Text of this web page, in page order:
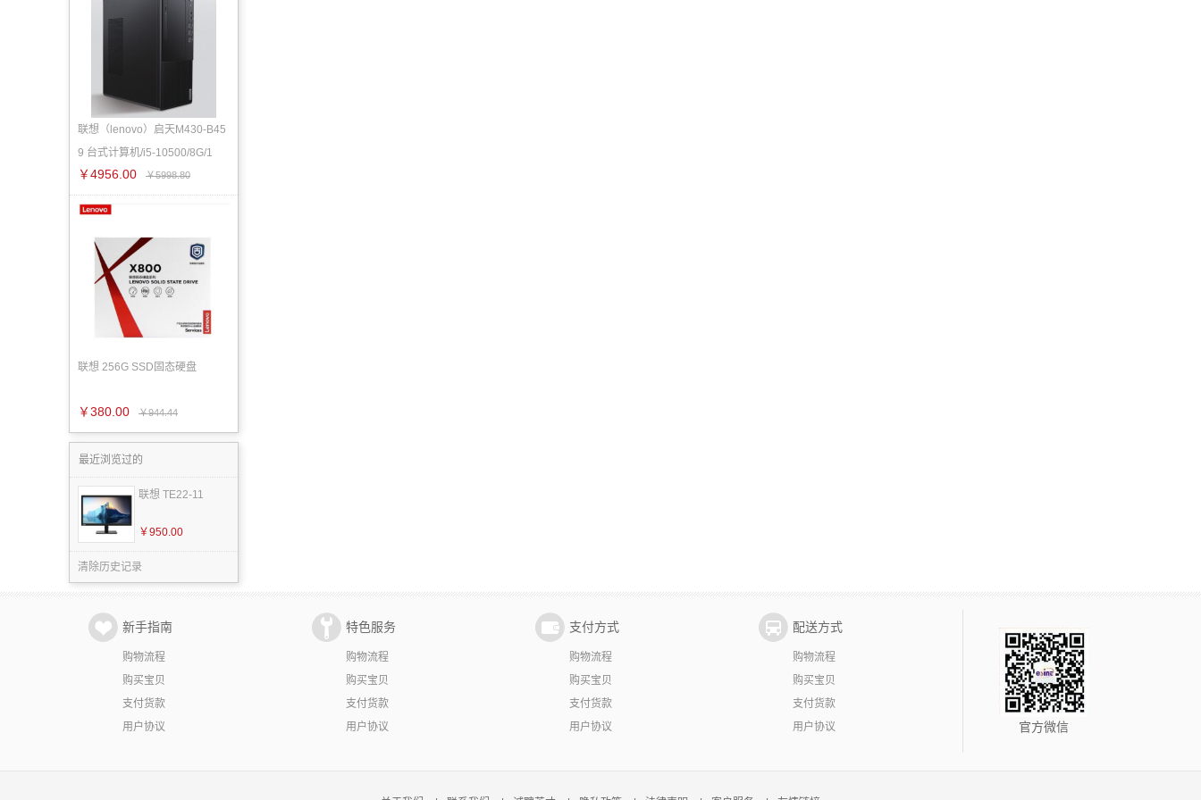
联想（lenovo）启天M430-B45
9 台式计算机/i5-10500/8G/1
￥4956.00 ￥5998.80
联想 256G SSD固态硬盘
￥380.00 ￥944.44
最近浏览过的
联想 TE22-11
￥950.00
清除历史记录
新手指南
购物流程
购买宝贝
支付货款
用户协议
特色服务
购物流程
购买宝贝
支付货款
用户协议
支付方式
购物流程
购买宝贝
支付货款
用户协议
配送方式
购物流程
购买宝贝
支付货款
用户协议
官方微信